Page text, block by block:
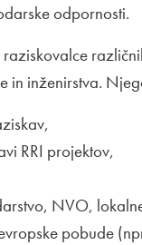
odpornosti.
inženirstva.
RRI projektov,
NVO,
pobude